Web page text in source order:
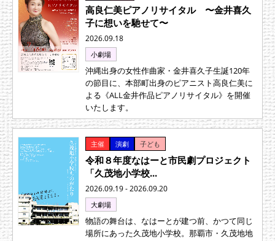
高良仁美ピアノリサイタル 〜金井喜久
子に想いを馳せて〜
2026.09.18
小劇場
沖縄出身の女性作曲家・金井喜久子生誕120年
の節目に、本部町出身のピアニスト高良仁美に
よる《ALL金井作品ピアノリサイタル》を開催
いたします。
主催 演劇 子ども
令和８年度なはーと市民劇プロジェクト
「久茂地小学校...
2026.09.19 - 2026.09.20
大劇場
物語の舞台は、なはーとが建つ前、かつて同じ
場所にあった久茂地小学校。那覇市・久茂地地